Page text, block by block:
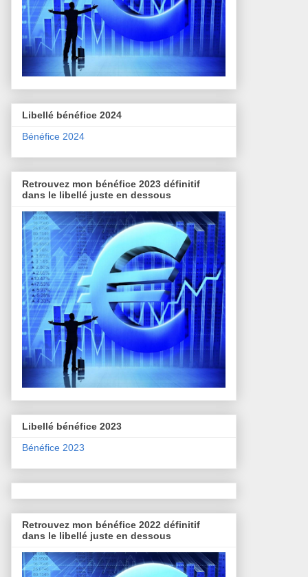
Libellé bénéfice 2024
Bénéfice 2024
Retrouvez mon bénéfice 2023 définitif
dans le libellé juste en dessous
Libellé bénéfice 2023
Bénéfice 2023
Retrouvez mon bénéfice 2022 définitif
dans le libellé juste en dessous